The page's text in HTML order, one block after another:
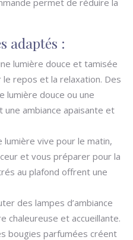
permet de réduire la
adaptés :
lumière douce et tamisée
repos et la relaxation. Des
lumière douce ou une
une ambiance apaisante et
lumière vive pour le matin,
et vous préparer pour la
au plafond offrent une
des lampes d’ambiance
chaleureuse et accueillante.
bougies parfumées créent